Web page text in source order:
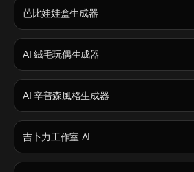
芭比娃娃盒生成器
AI 絨毛玩偶生成器
AI 辛普森風格生成器
吉卜力工作室 AI